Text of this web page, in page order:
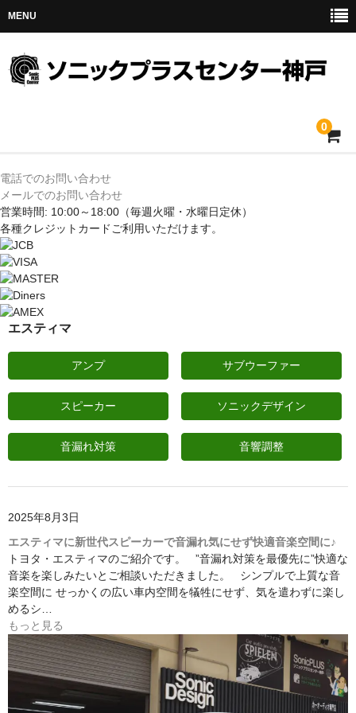
MENU
0
ホーム
メルセデス
BMW
MINI
アウディ
アクセス
電話でのお問い合わせ
メールでのお問い合わせ
営業時間: 10:00～18:00 （毎週火曜・水曜日定休）
各種クレジットカードご利用いただけます。
エスティマ
アンプ サブウーファー
スピーカー ソニックデザイン
音漏れ対策 音響調整
2025年8月3日
エスティマに新世代スピーカーで音漏れ気にせず快適音楽空間に♪
トヨタ・エスティマのご紹介です。 ”音漏れ対策を最優先に”快適な
音楽を楽しみたいとご相談いただきました。 シンプルで上質な音
楽空間に せっかくの広い車内空間を犠牲にせず、気を遣わずに楽し
めるシ…
もっと見る